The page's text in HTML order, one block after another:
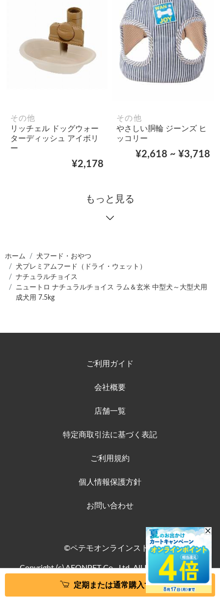
その他
リッチェル ドッグウォー
ターディッシュ アイボリ
ー
¥2,178
その他
やさしい胴輪 ジーンズ ヒ
ッコリー
¥2,618 ~ ¥3,718
もっと見る
ホーム
犬フード・おやつ
犬プレミアムフード（ドライ・ウェット）
ナチュラルチョイス
ニュートロ ナチュラルチョイス ラム＆玄米 中型犬～大型犬用
成犬用 7.5kg
ご利用ガイド
会社概要
店舗一覧
特定商取引法に基づく表記
ご利用規約
個人情報保護方針
お問い合わせ
©ペテモオンラインストア
Copyright (c) AEONPET Co., Ltd. All Rights Reserved.
定期または通常購入する